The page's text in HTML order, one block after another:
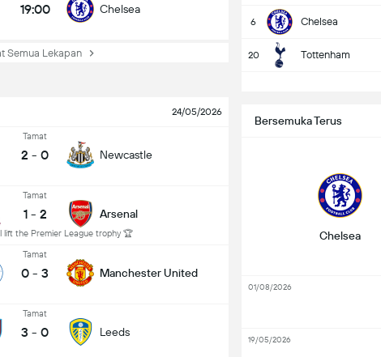
19:00 Chelsea
Semua Lekapan
24/05/2026
Tamat
2 - 0 Newcastle
Tamat
1 - 2
lift the Premier League trophy 🏆
Arsenal
Tamat
0 - 3 Manchester United
Tamat
3 - 0 Leeds
6 Chelsea
20 Tottenham
Bersemuka Terus
Chelsea
01/08/2026
19/05/2026